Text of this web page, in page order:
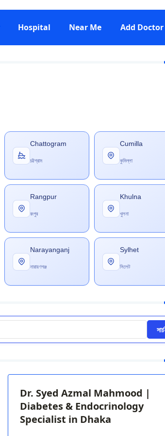
Hospital Near Me Add Doctor
Chattogram
চট্টগ্রাম
Cumilla
কুমিল্লা
Rangpur
রংপুর
Khulna
খুলনা
Narayanganj
নারায়ণগঞ্জ
Sylhet
সিলেট
সার্চ
Dr. Syed Azmal Mahmood |
Diabetes & Endocrinology
Specialist in Dhaka